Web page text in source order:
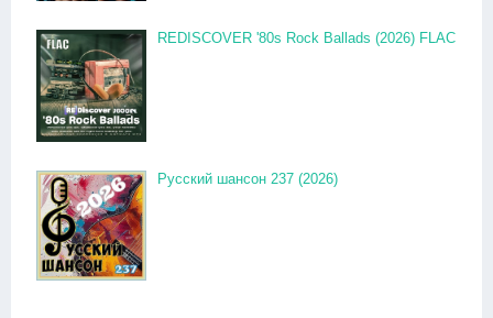
REDISCOVER '80s Rock Ballads (2026) FLAC
Русский шансон 237 (2026)